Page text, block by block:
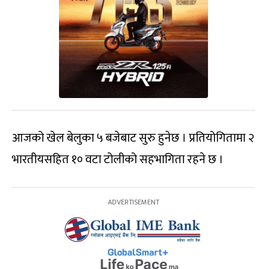
आजको खेल बेलुका ५ बजेबाट सुरु हुनेछ । प्रतियोगितामा २
भारतीयसहित १० वटा टोलीको सहभागिता रहने छ ।